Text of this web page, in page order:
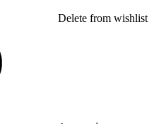
Delete from wishlist